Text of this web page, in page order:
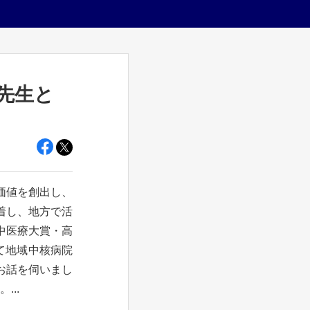
生と
を創出し、
し、地方で活
医療大賞・高
地域中核病院
話を伺いまし
...